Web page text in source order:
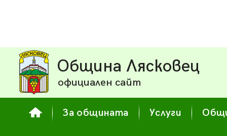
Община Лясковец
официален сайт
За общината Услуги